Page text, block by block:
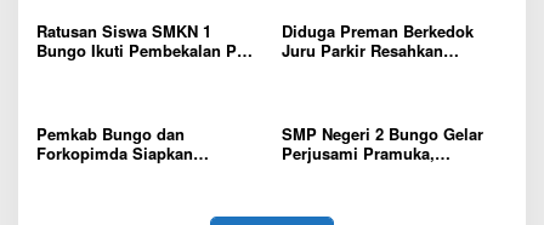
Ratusan Siswa SMKN 1
Bungo Ikuti Pembekalan PKL,
Diduga Preman Berkedok
Juru Parkir Resahkan
Pemkab Bungo dan
Forkopimda Siapkan
SMP Negeri 2 Bungo Gelar
Perjusami Pramuka,